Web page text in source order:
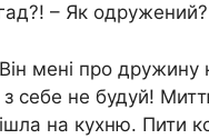
– Як одружений?
мені про дружину
себе не будуй!
на кухню. Пити